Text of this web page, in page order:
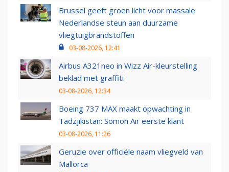
Brussel geeft groen licht voor massale
Nederlandse steun aan duurzame
vliegtuigbrandstoffen
03-08-2026, 12:41
Airbus A321neo in Wizz Air-kleurstelling
beklad met graffiti
03-08-2026, 12:34
Boeing 737 MAX maakt opwachting in
Tadzjikistan: Somon Air eerste klant
03-08-2026, 11:26
Geruzie over officiële naam vliegveld van
Mallorca